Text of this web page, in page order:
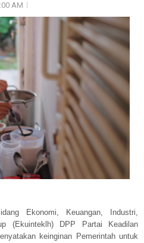
AM
Ekonomi, Keuangan, Industri,
(Ekuinteklh) DPP Partai Keadilan
keinginan Pemerintah untuk